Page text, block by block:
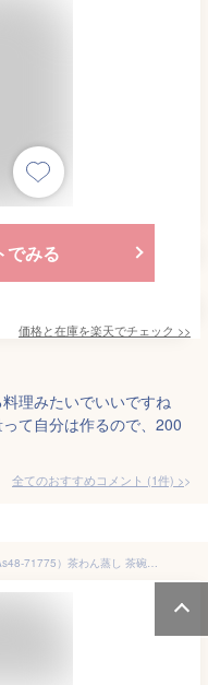
でみる
価格と在庫を楽天でチェック >>
理みたいでいいですね
て自分は作るので、200
全てのおすすめコメント (1件) >
波佐見焼 平成ぶどう 台付むし碗（saiky-As48-71775）茶わん蒸し 茶碗蒸し